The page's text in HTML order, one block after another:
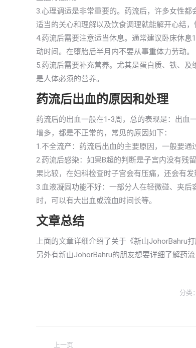
3.心理调适是非常重要的。药流后，许多女性都
适当的关心和理解以及饮食调理就能解开心结，
4.药流后需要注意适当休息。通常建议卧床休
动时间。在堕胎后半月内不要从事重体力劳动。
5.药流后需要补充营养。尤其是蛋白质、铁、
是人体必须的营养。
药流后出血的原因和处理
药流后的出血一般在1-3周，总的表现是：出血
增多，都是不正常的，常见的原因如下：
1.不全流产：药流后出血的主要原因，一般要通
2.药流后感染：如果B超的判断是子宫内没有残
果比较，在妇科检查时子宫会有压痛，还会有发
3.血液凝固功能不好：一部分人在轻微碰、夹
时，可以有大出血或流血时间长等。
文章总结
上面的文章详细介绍了关于《新山JohorBahru
另外有新山JohorBahru的朋友想要详细了解药流
分类
上一页